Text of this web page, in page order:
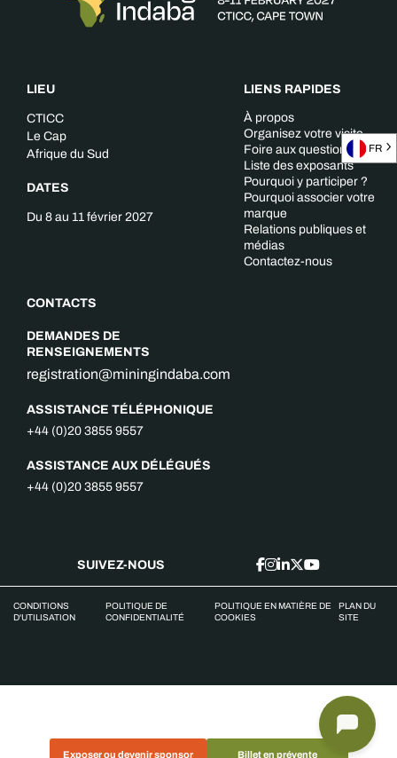
Exposer ou devenir sponsor Billet en prévente
LIEU
CTICC
Le Cap
Afrique du Sud
DATES
Du 8 au 11 février 2027
CONTACTS
DEMANDES DE
RENSEIGNEMENTS
registration@miningindaba.com
ASSISTANCE TÉLÉPHONIQUE
+44 (0)20 3855 9557
ASSISTANCE AUX DÉLÉGUÉS
+44 (0)20 3855 9557
LIENS RAPIDES
À propos
Organisez votre visite
Foire aux questions
Liste des exposants
Pourquoi y participer ?
Pourquoi associer votre
marque
Relations publiques et
médias
Contactez-nous
SUIVEZ-NOUS
CONDITIONS
D'UTILISATION
POLITIQUE DE
CONFIDENTIALITÉ
POLITIQUE EN MATIÈRE DE
COOKIES
PLAN DU
SITE
FR